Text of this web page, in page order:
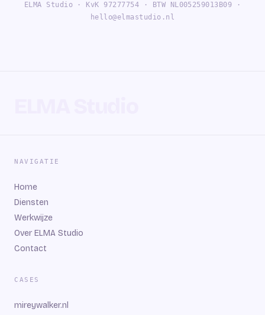
ELMA Studio · KvK 97277754 · BTW NL005259013B09 ·
hello@elmastudio.nl
NAVIGATIE
Home
Diensten
Werkwijze
Over ELMA Studio
Contact
CASES
mireywalker.nl